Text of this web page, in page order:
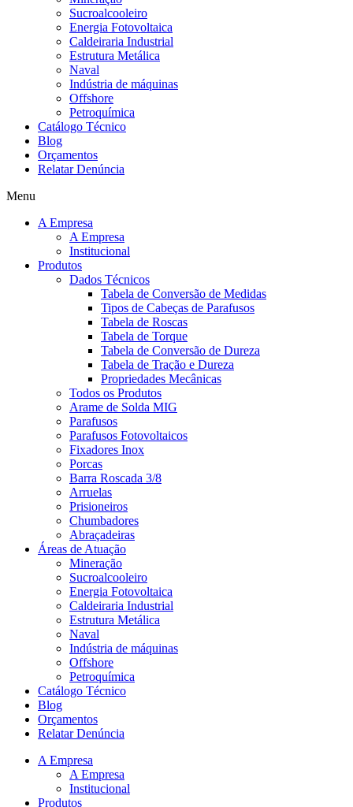
Sucroalcooleiro
Energia Fotovoltaica
Caldeiraria Industrial
Estrutura Metálica
Naval
Indústria de máquinas
Offshore
Petroquímica
Catálogo Técnico
Blog
Orçamentos
Relatar Denúncia
Menu
A Empresa
A Empresa
Institucional
Produtos
Dados Técnicos
Tabela de Conversão de Medidas
Tipos de Cabeças de Parafusos
Tabela de Roscas
Tabela de Torque
Tabela de Conversão de Dureza
Tabela de Tração e Dureza
Propriedades Mecânicas
Todos os Produtos
Arame de Solda MIG
Parafusos
Parafusos Fotovoltaicos
Fixadores Inox
Porcas
Barra Roscada 3/8
Arruelas
Prisioneiros
Chumbadores
Abraçadeiras
Áreas de Atuação
Mineração
Sucroalcooleiro
Energia Fotovoltaica
Caldeiraria Industrial
Estrutura Metálica
Naval
Indústria de máquinas
Offshore
Petroquímica
Catálogo Técnico
Blog
Orçamentos
Relatar Denúncia
A Empresa
A Empresa
Institucional
Produtos